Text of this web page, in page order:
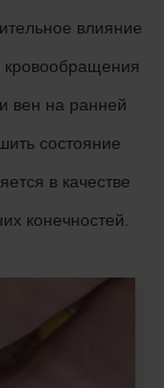
влияние
кровообращения
вен на ранней
состояние
в качестве
конечностей.